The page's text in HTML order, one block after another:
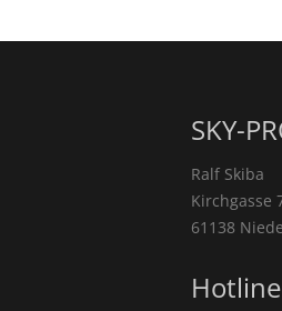
SKY-
Ralf Skiba
Kirchgasse
61138
Hotline